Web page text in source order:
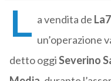
L a vendita de La7
un’operazione
detto oggiSeverino